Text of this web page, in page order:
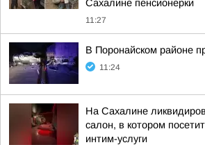
Сахалине пенсионерки
11:27
В Поронайском районе
11:24
На Сахалине
салон, в котором
интим-услуги